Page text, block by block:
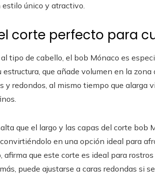
único y atractivo.
corte perfecto para
tipo de cabello, el bob Mónaco es
estructura, que añade volumen en la
y redondos, al mismo tiempo que alarga
que el largo y las capas del corte bob
en una opción ideal para
afirma que este corte es ideal para
puede ajustarse a caras redondas si